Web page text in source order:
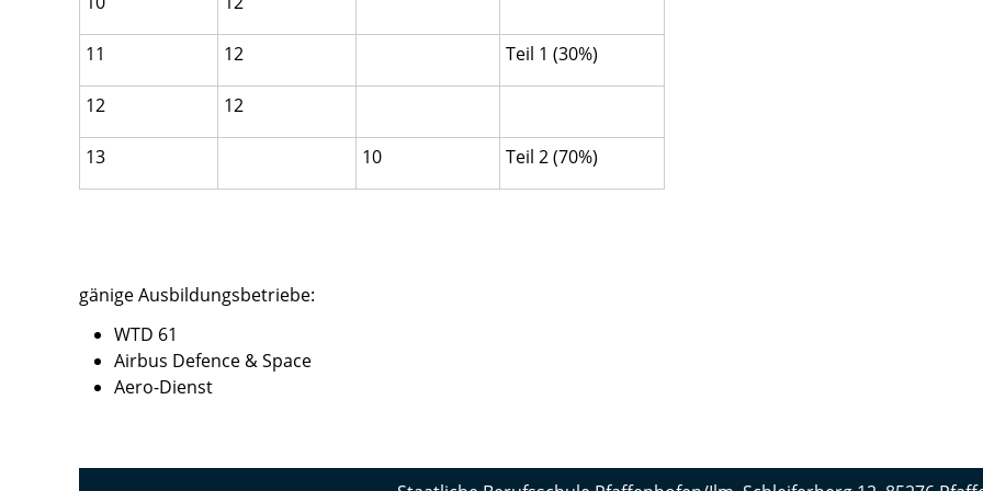
11 12 Teil 1 (30%)
12 12
13 10 Teil 2 (70%)
gänige Ausbildungsbetriebe:
WTD 61
Airbus Defence & Space
Aero-Dienst